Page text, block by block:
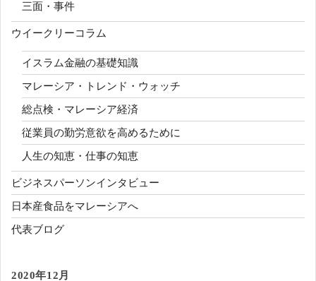
三面・事件
ウイークリーコラム
イスラム金融の基礎知識
マレーシア・トレンド・ウォッチ
総点検・マレーシア経済
従業員の勤労意欲を高めるために
人生の知恵・仕事の知恵
ビジネスパーソンインタビュー
日本産食品をマレーシアへ
代表ブログ
2020年12月